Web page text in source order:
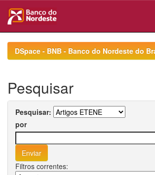
navigationDSpace - BNB - Banco do Nordeste do
Pesquisar
Pesquisar:
por
Filtros correntes: